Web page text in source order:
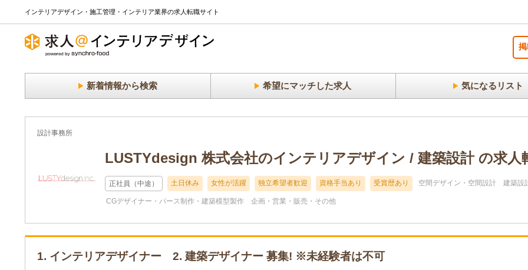
インテリアデザイン・施工管理・インテリア業界の求人転職サイト
新着情報から検索 希望にマッチした求人 気になるリスト
設計事務所
LUSTYdesign 株式会社のインテリアデザイン / 建築設計 の求人
正社員（中途） 土日休み 女性が活躍 独立希望者歓迎 資格手当あり 受賞歴あり 空間デザイン・空間設計 建築設
CGデザイナー・パース制作・建築模型製作 企画・営業・販売・その他
1. インテリアデザイナー 2. 建築デザイナー 募集! ※未経験者は不可